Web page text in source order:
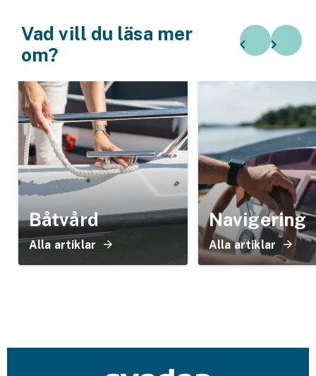
Vad vill du läsa mer
om?
Båtvård
Alla artiklar
Navigering
Alla artiklar